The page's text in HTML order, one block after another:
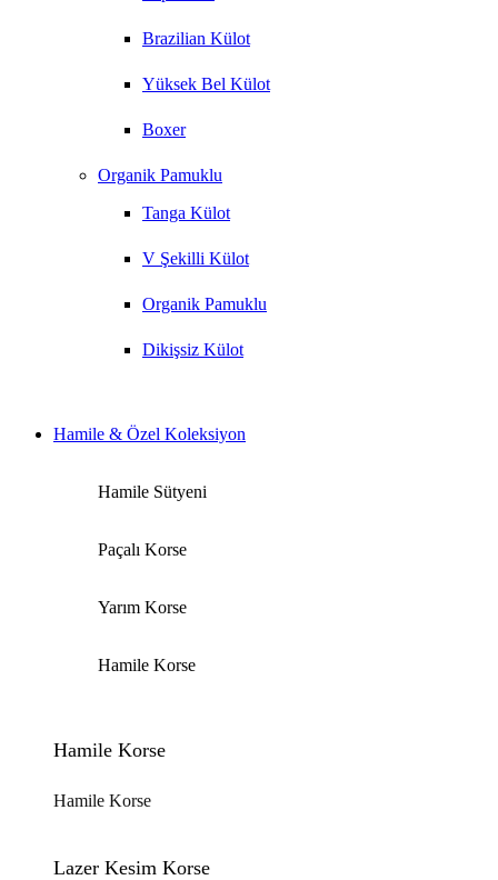
Brazilian Külot
Yüksek Bel Külot
Boxer
Organik Pamuklu
Tanga Külot
V Şekilli Külot
Organik Pamuklu
Dikişsiz Külot
Hamile & Özel Koleksiyon
Hamile Sütyeni
Paçalı Korse
Yarım Korse
Hamile Korse
Hamile Korse
Hamile Korse
Lazer Kesim Korse